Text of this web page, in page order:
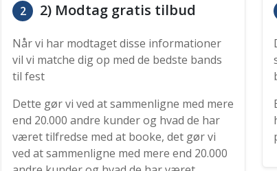
2 2) Modtag gratis tilbud
Når vi har modtaget disse informationer
vil vi matche dig op med de bedste bands
til fest
Dette gør vi ved at sammenligne med mere
end 20.000 andre kunder og hvad de har
været tilfredse med at booke, det gør vi
ved at sammenligne med mere end 20.000